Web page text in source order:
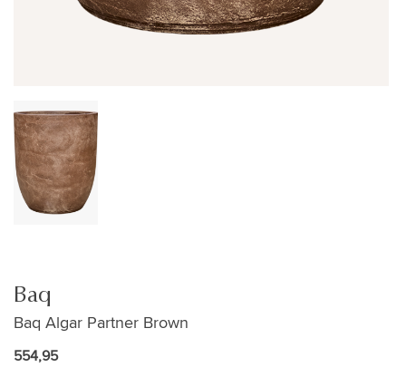
Baq
Baq Algar Partner Brown
554,95